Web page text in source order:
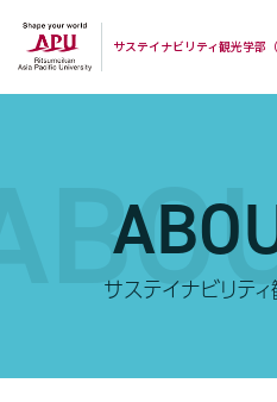
サステイナビリティ観光学部（
サステイナビリテ